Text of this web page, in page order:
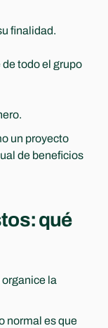
finalidad.
todo el grupo
un proyecto
de beneficios
qué
la
normal es que